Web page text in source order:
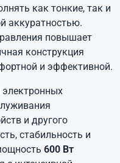
как тонкие, так и
аккуратностью.
повышает
конструкция
и эффективной.
электронных
и другого
стабильность и
600 Вт